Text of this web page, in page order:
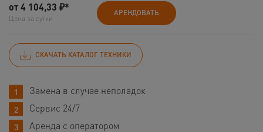
от4 104,33 ₽*
Цена за сутки
АРЕНДОВАТЬ
СКАЧАТЬ КАТАЛОГ ТЕХНИКИ
Замена в случае неполадок
Сервис 24/7
Аренда с оператором